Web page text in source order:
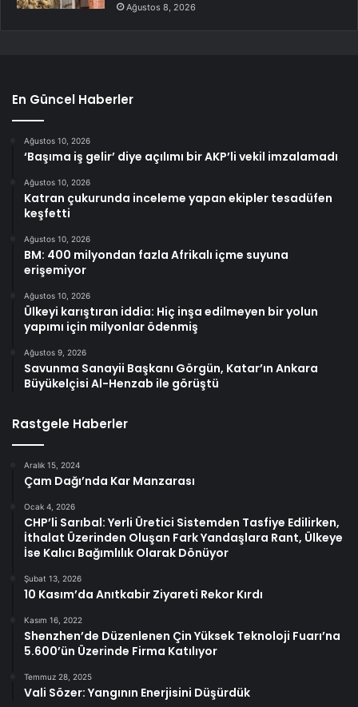
Ağustos 8, 2026
En Güncel Haberler
Ağustos 10, 2026
‘Başıma iş gelir’ diye açılımı bir AKP’li vekil imzalamadı
Ağustos 10, 2026
Katran çukurunda inceleme yapan ekipler tesadüfen
keşfetti
Ağustos 10, 2026
BM: 400 milyondan fazla Afrikalı içme suyuna
erişemiyor
Ağustos 10, 2026
Ülkeyi karıştıran iddia: Hiç inşa edilmeyen bir yolun
yapımı için milyonlar ödenmiş
Ağustos 9, 2026
Savunma Sanayii Başkanı Görgün, Katar’ın Ankara
Büyükelçisi Al-Henzab ile görüştü
Rastgele Haberler
Aralık 15, 2024
Çam Dağı’nda Kar Manzarası
Ocak 4, 2026
CHP’li Sarıbal: Yerli Üretici Sistemden Tasfiye Edilirken,
İthalat Üzerinden Oluşan Fark Yandaşlara Rant, Ülkeye
İse Kalıcı Bağımlılık Olarak Dönüyor
Şubat 13, 2026
10 Kasım’da Anıtkabir Ziyareti Rekor Kırdı
Kasım 16, 2022
Shenzhen’de Düzenlenen Çin Yüksek Teknoloji Fuarı’na
5.600’ün Üzerinde Firma Katılıyor
Temmuz 28, 2025
Vali Sözer: Yangının Enerjisini Düşürdük